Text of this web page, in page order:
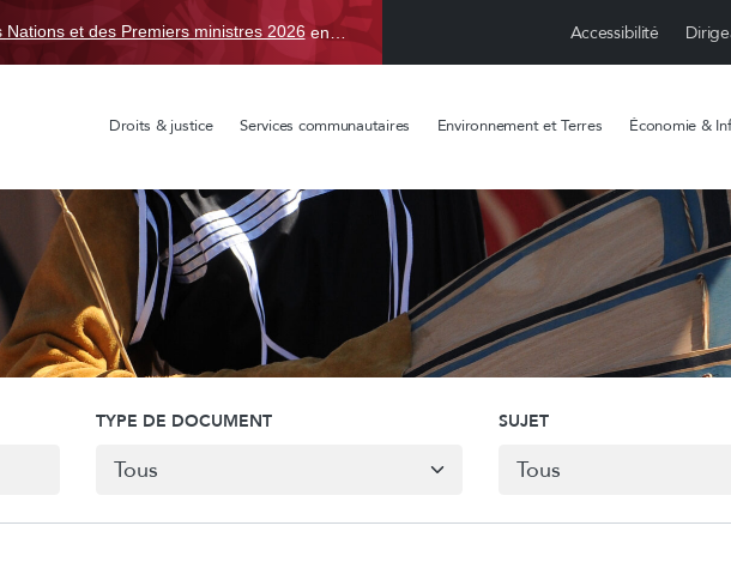
Nations et des Premiers ministres 2026en TBD, du 15 avr. au 1 sept. Accessibilité
Droits & justice Services communautaires Environnement et Terres Économie &
TYPE DE DOCUMENT SUJET